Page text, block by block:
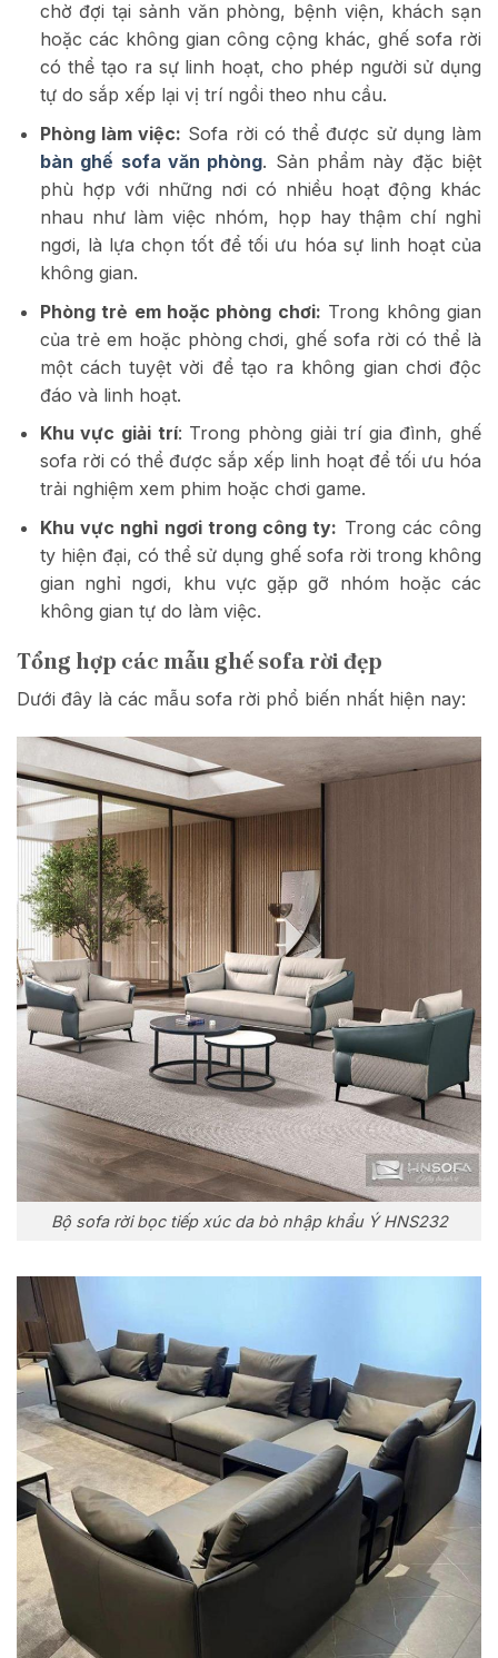
chờ đợi tại sảnh văn phòng, bệnh viện, khách sạn
hoặc các không gian công cộng khác, ghế sofa rời
có thể tạo ra sự linh hoạt, cho phép người sử dụng
tự do sắp xếp lại vị trí ngồi theo nhu cầu.
Phòng làm việc: Sofa rời có thể được sử dụng làm
bàn ghế sofa văn phòng. Sản phẩm này đặc biệt
phù hợp với những nơi có nhiều hoạt động khác
nhau như làm việc nhóm, họp hay thậm chí nghỉ
ngơi, là lựa chọn tốt để tối ưu hóa sự linh hoạt của
không gian.
Phòng trẻ em hoặc phòng chơi: Trong không gian
của trẻ em hoặc phòng chơi, ghế sofa rời có thể là
một cách tuyệt vời để tạo ra không gian chơi độc
đáo và linh hoạt.
Khu vực giải trí: Trong phòng giải trí gia đình, ghế
sofa rời có thể được sắp xếp linh hoạt để tối ưu hóa
trải nghiệm xem phim hoặc chơi game.
Khu vực nghỉ ngơi trong công ty: Trong các công
ty hiện đại, có thể sử dụng ghế sofa rời trong không
gian nghỉ ngơi, khu vực gặp gỡ nhóm hoặc các
không gian tự do làm việc.
Tổng hợp các mẫu ghế sofa rời đẹp
Dưới đây là các mẫu sofa rời phổ biến nhất hiện nay:
Bộ sofa rời bọc tiếp xúc da bò nhập khẩu Ý HNS232